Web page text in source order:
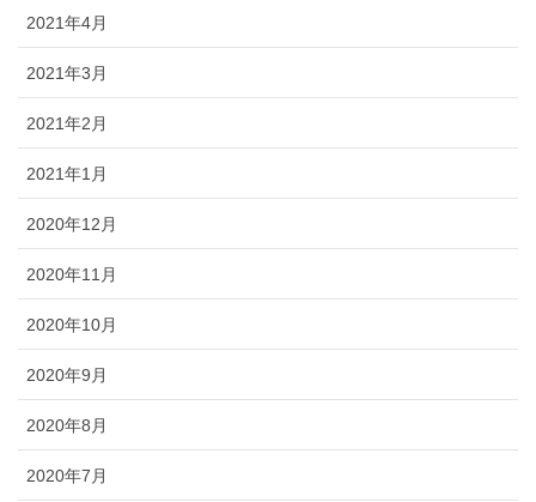
2021年4月
2021年3月
2021年2月
2021年1月
2020年12月
2020年11月
2020年10月
2020年9月
2020年8月
2020年7月